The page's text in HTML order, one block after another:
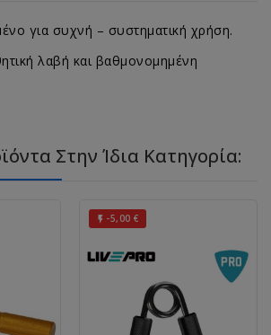
για συχνή – συστηματική χρήση.
λαβή και βαθμονομημένη
Στην Ίδια Κατηγορία:
 -5,00 €